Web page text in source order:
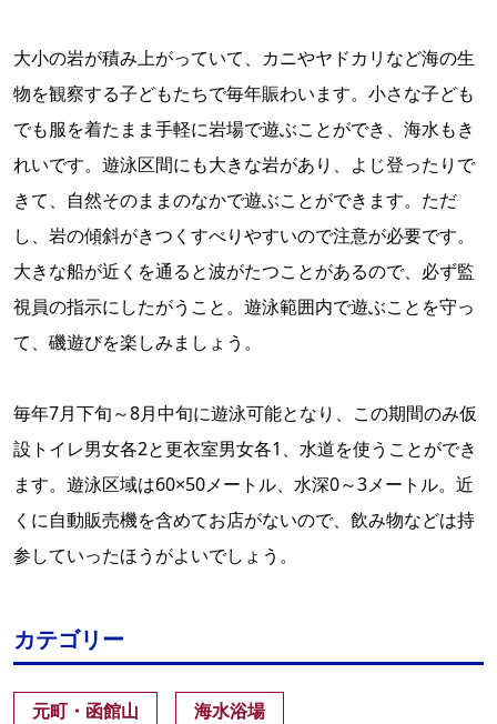
大小の岩が積み上がっていて、カニやヤドカリなど海の生
物を観察する子どもたちで毎年賑わいます。小さな子ども
でも服を着たまま手軽に岩場で遊ぶことができ、海水もき
れいです。遊泳区間にも大きな岩があり、よじ登ったりで
きて、自然そのままのなかで遊ぶことができます。ただ
し、岩の傾斜がきつくすべりやすいので注意が必要です。
大きな船が近くを通ると波がたつことがあるので、必ず監
視員の指示にしたがうこと。遊泳範囲内で遊ぶことを守っ
て、磯遊びを楽しみましょう。
毎年7月下旬～8月中旬に遊泳可能となり、この期間のみ仮
設トイレ男女各2と更衣室男女各1、水道を使うことができ
ます。遊泳区域は60×50メートル、水深0～3メートル。近
くに自動販売機を含めてお店がないので、飲み物などは持
参していったほうがよいでしょう。
カテゴリー
元町・函館山 海水浴場